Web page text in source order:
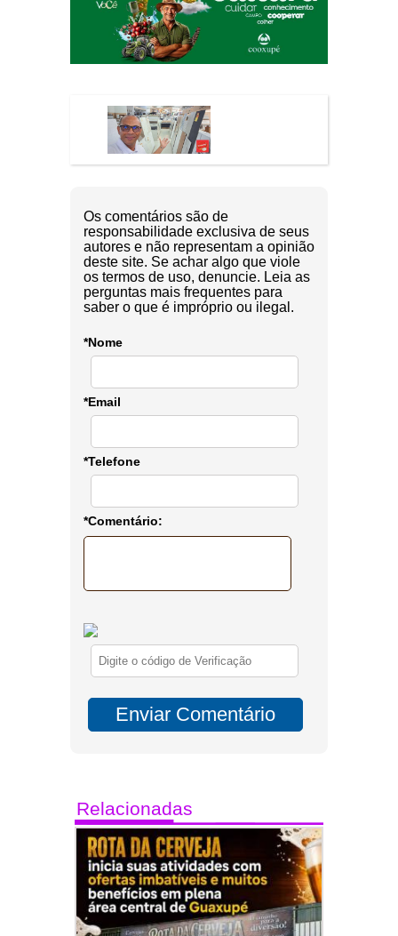
Os comentários são de
responsabilidade exclusiva de seus
autores e não representam a opinião
deste site. Se achar algo que viole
os termos de uso, denuncie. Leia as
perguntas mais frequentes para
saber o que é impróprio ou ilegal.
*Nome
*Email
*Telefone
*Comentário:
Relacionadas